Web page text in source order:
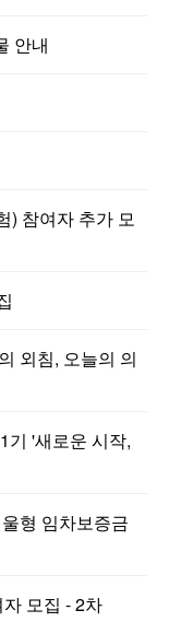
안내
) 참여자 추가 모
외침, 오늘의 의
기 '새로운 시작,
형 임차보증금
모집 - 2차